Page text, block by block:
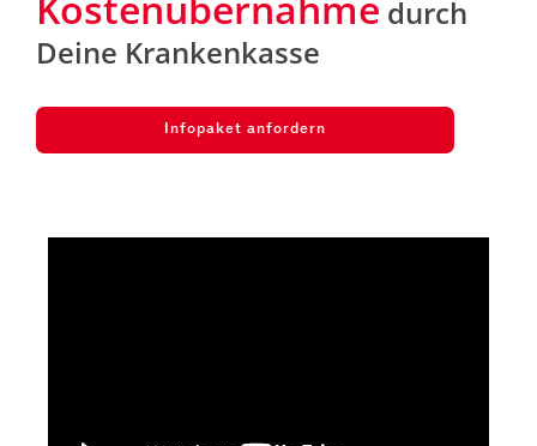
durch
Deine Krankenkasse
Infopaket anfordern